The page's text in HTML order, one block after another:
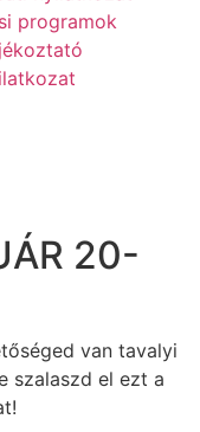
programok
20-
van tavalyi
szalaszd el ezt a